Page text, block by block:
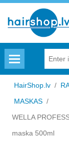
HairShop.lv /
MASKAS /
WELLA
maska 500ml